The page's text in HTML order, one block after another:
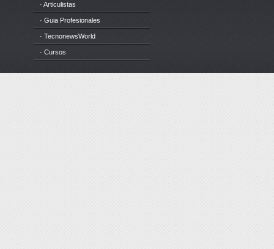
· Articulistas
· Guia Profesionales
· TecnonewsWorld
· Cursos